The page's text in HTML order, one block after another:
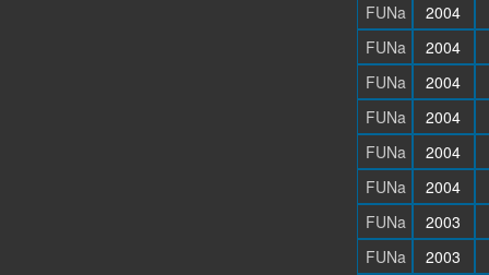
FUNa
2004
FUNa
2004
FUNa
2004
FUNa
2004
FUNa
2004
FUNa
2004
FUNa
2003
FUNa
2003